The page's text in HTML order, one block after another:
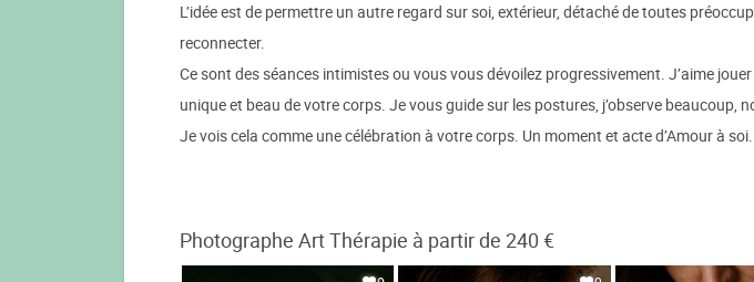
L’idée est de permettre un autre regard sur soi, extérieur, détaché de toutes
reconnecter.
Ce sont des séances intimistes ou vous vous dévoilez progressivement. J’aime
unique et beau de votre corps. Je vous guide sur les postures, j’observe
Je vois cela comme une célébration à votre corps. Un moment et acte d’Amour à soi.
Photographe Art Thérapie à partir de 240 €